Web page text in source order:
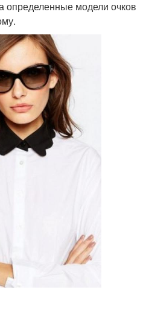
определенные модели очков